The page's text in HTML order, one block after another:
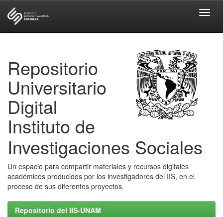
Repositorio
Universitario
Digital
Instituto de
Investigaciones Sociales
Un espacio para compartir materiales y recursos digitales
académicos producidos por los investigadores del IIS, en el
proceso de sus diferentes proyectos.
Repositorio del IIS-UNAM